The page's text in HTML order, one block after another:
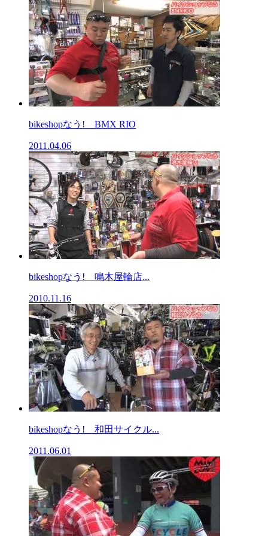
bikeshopなう! BMX RIO
2011.04.06
bikeshopなう! 鳴木屋輪店...
2010.11.16
bikeshopなう! 和田サイクル...
2011.06.01